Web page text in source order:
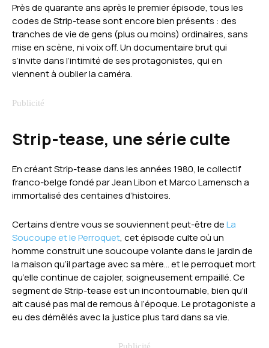
Près de quarante ans après le premier épisode, tous les
codes de Strip-tease sont encore bien présents : des
tranches de vie de gens (plus ou moins) ordinaires, sans
mise en scène, ni voix off. Un documentaire brut qui
s’invite dans l’intimité de ses protagonistes, qui en
viennent à oublier la caméra.
Strip-tease, une série culte
En créant Strip-tease dans les années 1980, le collectif
franco-belge fondé par Jean Libon et Marco Lamensch a
immortalisé des centaines d’histoires.
Certains d’entre vous se souviennent peut-être deLa
Soucoupe et le Perroquet, cet épisode culte où un
homme construit une soucoupe volante dans le jardin de
la maison qu’il partage avec sa mère… et le perroquet mort
qu’elle continue de cajoler, soigneusement empaillé. Ce
segment de Strip-tease est un incontournable, bien qu’il
ait causé pas mal de remous à l’époque. Le protagoniste a
eu des démêlés avec la justice plus tard dans sa vie.